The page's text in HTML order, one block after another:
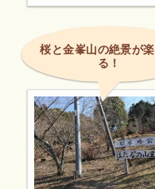
桜と金峯山の絶景が
る！